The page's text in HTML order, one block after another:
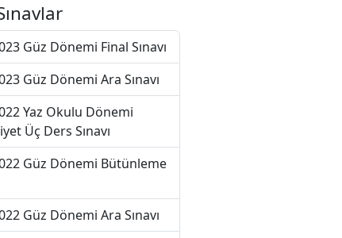
Güz Dönemi Final Sınavı
Güz Dönemi Ara Sınavı
Yaz Okulu Dönemi
Üç Ders Sınavı
Güz Dönemi Bütünleme
Güz Dönemi Ara Sınavı